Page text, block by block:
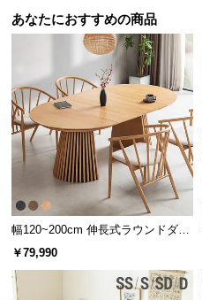
あなたにおすすめの商品
幅120~200cm 伸長式ラウンドダイ
ニングテーブル 6人掛け 天然木突
￥79,990